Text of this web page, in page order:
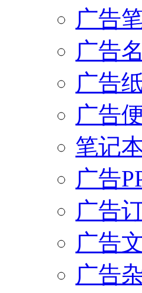
广告
广告
广告
广告
笔记
广告
广告
广告
广告